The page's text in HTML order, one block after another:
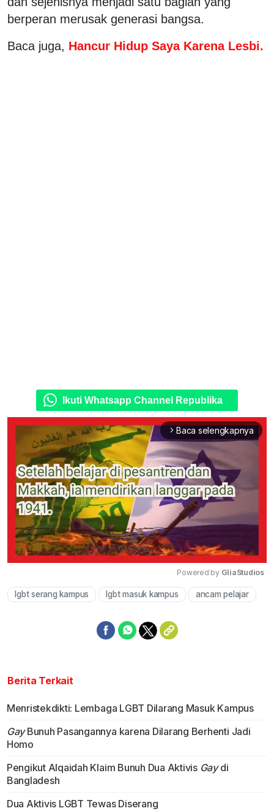
berperan merusak generasi bangsa.
Baca juga, Hancur Hidup Saya Karena Lesbi.
Ikuti Whatsapp Channel Republika
arrow_forward_ios Baca selengkapnya
Mute
Powered by GliaStudios
lgbt serang kampus lgbt masuk kampus ancam pelajar
Berita Terkait
Menristekdikti: Lembaga LGBT Dilarang Masuk Kampus
GayBunuh Pasangannya karena Dilarang Berhenti Jadi
Homo
Pengikut Alqaidah Klaim Bunuh Dua Aktivis Gaydi
Bangladesh
Dua Aktivis LGBT Tewas Diserang